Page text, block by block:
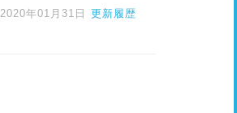
2020年01月31日 更新履歴